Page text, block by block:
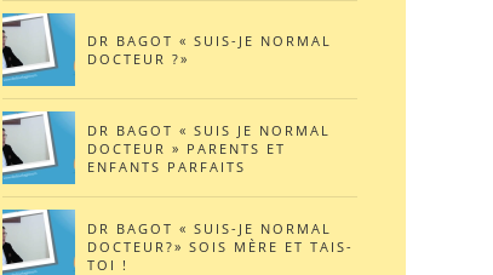
DR BAGOT « SUIS-JE NORMAL
DOCTEUR ?»
DR BAGOT « SUIS JE NORMAL
DOCTEUR » PARENTS ET
ENFANTS PARFAITS
DR BAGOT « SUIS-JE NORMAL
DOCTEUR?» SOIS MÈRE ET TAIS-
TOI !